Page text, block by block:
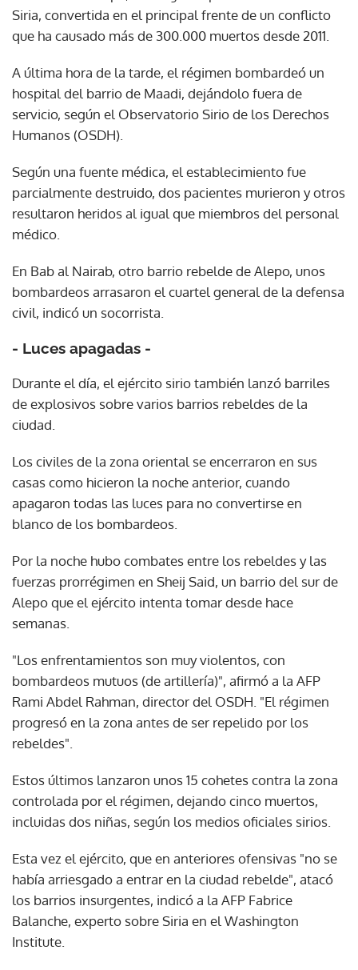
Siria, convertida en el principal frente de un conflicto
que ha causado más de 300.000 muertos desde 2011.
A última hora de la tarde, el régimen bombardeó un
hospital del barrio de Maadi, dejándolo fuera de
servicio, según el Observatorio Sirio de los Derechos
Humanos (OSDH).
Según una fuente médica, el establecimiento fue
parcialmente destruido, dos pacientes murieron y otros
resultaron heridos al igual que miembros del personal
médico.
En Bab al Nairab, otro barrio rebelde de Alepo, unos
bombardeos arrasaron el cuartel general de la defensa
civil, indicó un socorrista.
- Luces apagadas -
Durante el día, el ejército sirio también lanzó barriles
de explosivos sobre varios barrios rebeldes de la
ciudad.
Los civiles de la zona oriental se encerraron en sus
casas como hicieron la noche anterior, cuando
apagaron todas las luces para no convertirse en
blanco de los bombardeos.
Por la noche hubo combates entre los rebeldes y las
fuerzas prorrégimen en Sheij Said, un barrio del sur de
Alepo que el ejército intenta tomar desde hace
semanas.
"Los enfrentamientos son muy violentos, con
bombardeos mutuos (de artillería)", afirmó a la AFP
Rami Abdel Rahman, director del OSDH. "El régimen
progresó en la zona antes de ser repelido por los
rebeldes".
Estos últimos lanzaron unos 15 cohetes contra la zona
controlada por el régimen, dejando cinco muertos,
incluidas dos niñas, según los medios oficiales sirios.
Esta vez el ejército, que en anteriores ofensivas "no se
había arriesgado a entrar en la ciudad rebelde", atacó
los barrios insurgentes, indicó a la AFP Fabrice
Balanche, experto sobre Siria en el Washington
Institute.